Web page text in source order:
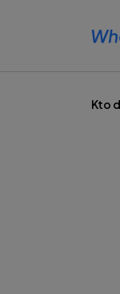
Kto